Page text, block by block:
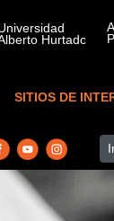
SITIOS DE